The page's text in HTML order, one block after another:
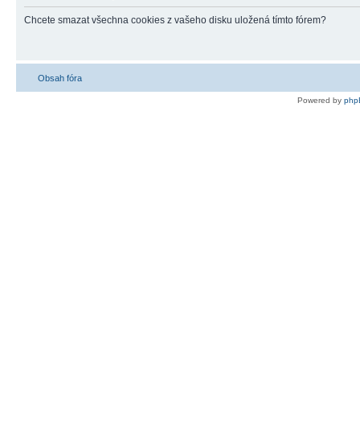
Chcete smazat všechna cookies z vašeho disku uložená tímto fórem?
Obsah fóra
Powered by